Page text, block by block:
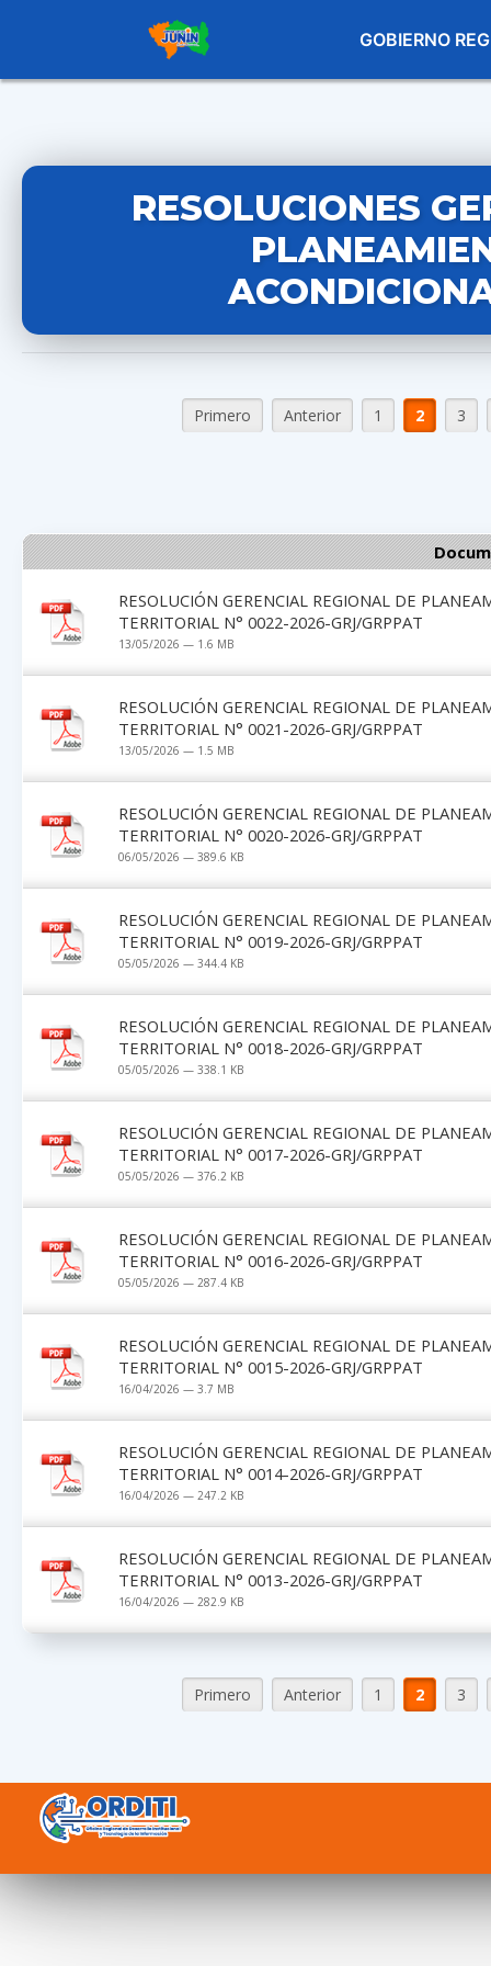
GOBIERNO
RESOLUCIONES
Primero Anterior 1 2 3
RESOLUCIÓN GERENCIAL REGIONAL DE
TERRITORIAL N° 0022-2026-GRJ/GRPPAT
13/05/2026 — 1.6 MB
RESOLUCIÓN GERENCIAL REGIONAL DE
TERRITORIAL N° 0021-2026-GRJ/GRPPAT
13/05/2026 — 1.5 MB
RESOLUCIÓN GERENCIAL REGIONAL DE
TERRITORIAL N° 0020-2026-GRJ/GRPPAT
06/05/2026 — 389.6 KB
RESOLUCIÓN GERENCIAL REGIONAL DE
TERRITORIAL N° 0019-2026-GRJ/GRPPAT
05/05/2026 — 344.4 KB
RESOLUCIÓN GERENCIAL REGIONAL DE
TERRITORIAL N° 0018-2026-GRJ/GRPPAT
05/05/2026 — 338.1 KB
RESOLUCIÓN GERENCIAL REGIONAL DE
TERRITORIAL N° 0017-2026-GRJ/GRPPAT
05/05/2026 — 376.2 KB
RESOLUCIÓN GERENCIAL REGIONAL DE
TERRITORIAL N° 0016-2026-GRJ/GRPPAT
05/05/2026 — 287.4 KB
RESOLUCIÓN GERENCIAL REGIONAL DE
TERRITORIAL N° 0015-2026-GRJ/GRPPAT
16/04/2026 — 3.7 MB
RESOLUCIÓN GERENCIAL REGIONAL DE
TERRITORIAL N° 0014-2026-GRJ/GRPPAT
16/04/2026 — 247.2 KB
RESOLUCIÓN GERENCIAL REGIONAL DE
TERRITORIAL N° 0013-2026-GRJ/GRPPAT
16/04/2026 — 282.9 KB
Primero Anterior 1 2 3